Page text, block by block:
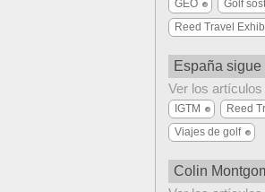
GEO Golf
Reed Travel
España
Ver los artículos
IGTM Reed
Viajes de golf
Colin